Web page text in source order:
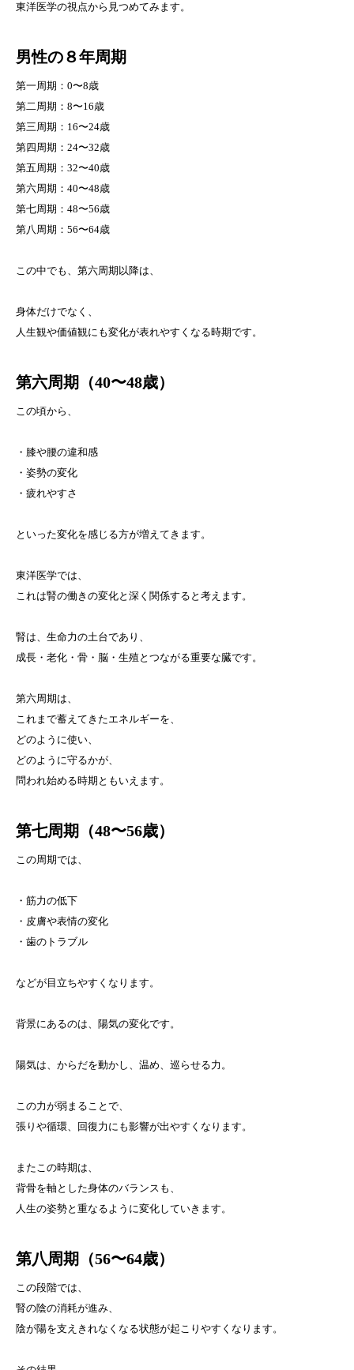
東洋医学の視点から見つめてみます。
男性の８年周期
第一周期：0〜8歳
第二周期：8〜16歳
第三周期：16〜24歳
第四周期：24〜32歳
第五周期：32〜40歳
第六周期：40〜48歳
第七周期：48〜56歳
第八周期：56〜64歳
この中でも、第六周期以降は、
身体だけでなく、
人生観や価値観にも変化が表れやすくなる時期です。
第六周期（40〜48歳）
この頃から、
・膝や腰の違和感
・姿勢の変化
・疲れやすさ
といった変化を感じる方が増えてきます。
東洋医学では、
これは腎の働きの変化と深く関係すると考えます。
腎は、生命力の土台であり、
成長・老化・骨・脳・生殖とつながる重要な臓です。
第六周期は、
これまで蓄えてきたエネルギーを、
どのように使い、
どのように守るかが、
問われ始める時期ともいえます。
第七周期（48〜56歳）
この周期では、
・筋力の低下
・皮膚や表情の変化
・歯のトラブル
などが目立ちやすくなります。
背景にあるのは、陽気の変化です。
陽気は、からだを動かし、温め、巡らせる力。
この力が弱まることで、
張りや循環、回復力にも影響が出やすくなります。
またこの時期は、
背骨を軸とした身体のバランスも、
人生の姿勢と重なるように変化していきます。
第八周期（56〜64歳）
この段階では、
腎の陰の消耗が進み、
陰が陽を支えきれなくなる状態が起こりやすくなります。